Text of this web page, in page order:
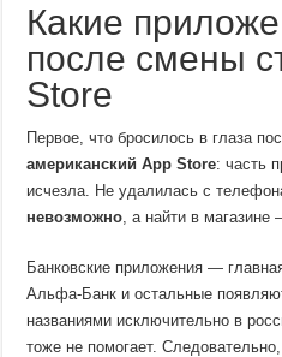
Какие
после смены
Store
Первое, что бросилось в глаза
американский App Store: часть
исчезла. Не удалилась с
невозможно , а найти в
Банковские приложения —
Альфа-Банк и остальные
названиями исключительно в
тоже не помогает.